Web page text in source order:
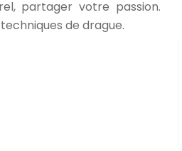
partager votre passion.
de drague.